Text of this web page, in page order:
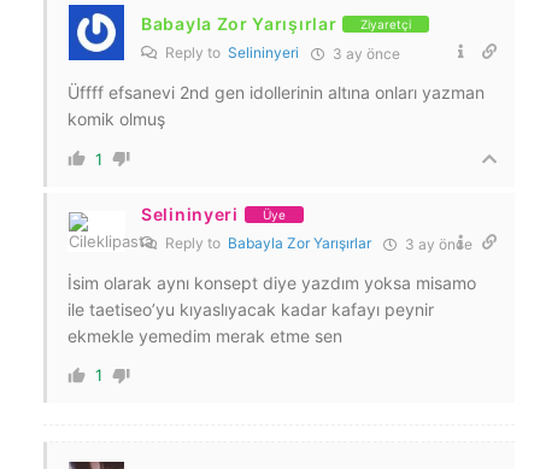
Babayla Zor Yarışırlar Ziyaretçi
Reply to Selininyeri 3 ay önce
Üffff efsanevi 2nd gen idollerinin altına onları yazman
komik olmuş
1
Selininyeri Üye
Reply to Babayla Zor Yarışırlar 3 ay önce
İsim olarak aynı konsept diye yazdım yoksa misamo
ile taetiseo’yu kıyaslıyacak kadar kafayı peynir
ekmekle yemedim merak etme sen
1